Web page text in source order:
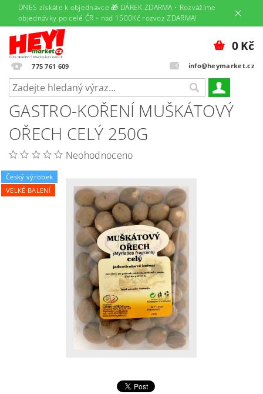
DNES získáte k objednávce 🎁 DÁREK ZDARMA • Rozvážíme
objednávky po celé ČR • nad 1500Kč rozvoz ZDARMA!
775 761 609 info@heymarket.cz
0 Kč
GASTRO-KOŘENÍ MUŠKÁTOVÝ
OŘECH CELÝ 250G
Neohodnoceno
Český výrobek
VELKÉ BALENÍ